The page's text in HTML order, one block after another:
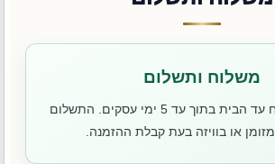
משלוח ותשלום
משלוח עם שליח עד הבית בתוך עד 5 ימי עסקים. התשלום
או בוויזה בעת קבלת ההזמנה.